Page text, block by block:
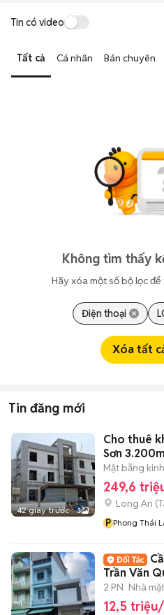
Tin có video
Tất cả Cá nhân Bán chuyên
Không tìm thấy
Hãy xóa một số bộ lọc
Điện thoại
Xóa tất
Tin đăng mới
42 giây trước 3
Cho thuê
Sơn
rộng
Mặt bằng
249,6
Long An (
P Phong Thái
Trần Văn
2 PN Nhà
12,5